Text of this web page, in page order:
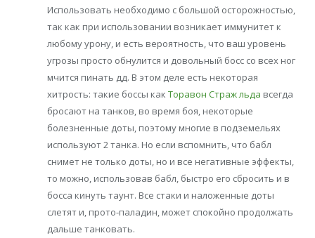
Использовать необходимо с большой осторожностью,
так как при использовании возникает иммунитет к
любому урону, и есть вероятность, что ваш уровень
угрозы просто обнулится и довольный босс со всех ног
мчится пинать дд. В этом деле есть некоторая
хитрость: такие боссы как Торавон Страж льда всегда
бросают на танков, во время боя, некоторые
болезненные доты, поэтому многие в подземельях
используют 2 танка. Но если вспомнить, что бабл
снимет не только доты, но и все негативные эффекты,
то можно, использовав бабл, быстро его сбросить и в
босса кинуть таунт. Все стаки и наложенные доты
слетят и, прото-паладин, может спокойно продолжать
дальше танковать.